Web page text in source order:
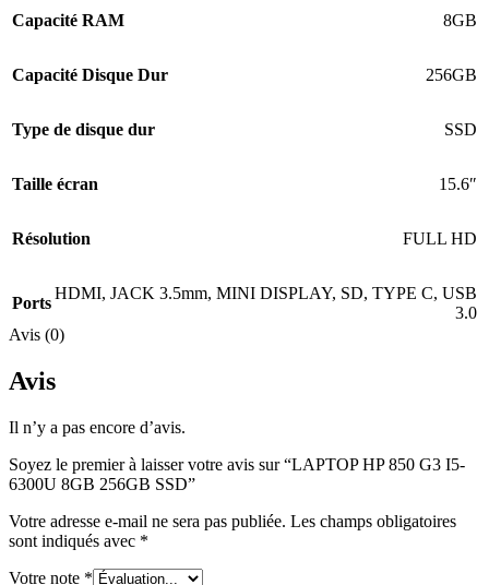
Capacité RAM 8GB
Capacité Disque Dur 256GB
Type de disque dur SSD
Taille écran 15.6″
Résolution FULL HD
Ports
HDMI, JACK 3.5mm, MINI DISPLAY, SD, TYPE C, USB
3.0
Avis (0)
Avis
Il n’y a pas encore d’avis.
Soyez le premier à laisser votre avis sur “LAPTOP HP 850 G3 I5-
6300U 8GB 256GB SSD”
Votre adresse e-mail ne sera pas publiée. Les champs obligatoires
sont indiqués avec *
Votre note *